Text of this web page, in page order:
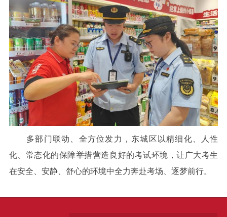
多部门联动、全方位发力，东城区以精细化、人性
化、常态化的保障举措营造良好的考试环境，让广大考生
在安全、安静、舒心的环境中全力奔赴考场、逐梦前行。